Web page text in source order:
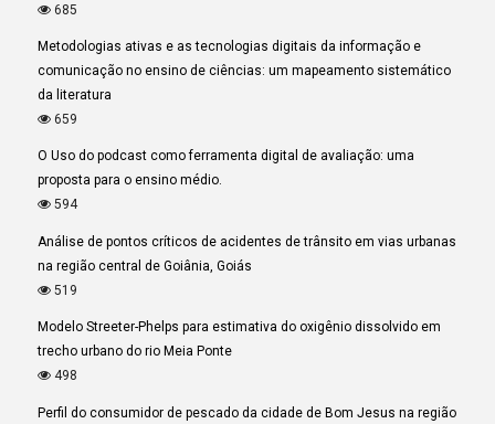
685
Metodologias ativas e as tecnologias digitais da informação e
comunicação no ensino de ciências: um mapeamento sistemático
da literatura
659
O Uso do podcast como ferramenta digital de avaliação: uma
proposta para o ensino médio.
594
Análise de pontos críticos de acidentes de trânsito em vias urbanas
na região central de Goiânia, Goiás
519
Modelo Streeter-Phelps para estimativa do oxigênio dissolvido em
trecho urbano do rio Meia Ponte
498
Perfil do consumidor de pescado da cidade de Bom Jesus na região